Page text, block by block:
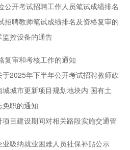
开考试招聘工作人员笔试成绩排名
招聘教师笔试成绩排名及资格复审的
控设备的通告
复审和考核工作的通知
2025年下半年公开考试招聘教师政
城市更新项目规划地块内 国有土
职的通知
目建设期间对相关路段实施交通管
吸纳就业困难人员社保补贴公示